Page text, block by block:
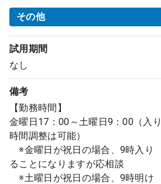
その他
試用期間
なし
備考
【勤務時間】
金曜日17：00～土曜日9：00（入
時間調整は可能）
※金曜日が祝日の場合、9時入り
ることになりますが応相談
※土曜日が祝日の場合、9時明け